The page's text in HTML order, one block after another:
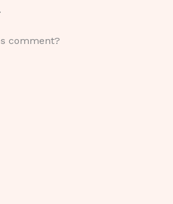
comment?